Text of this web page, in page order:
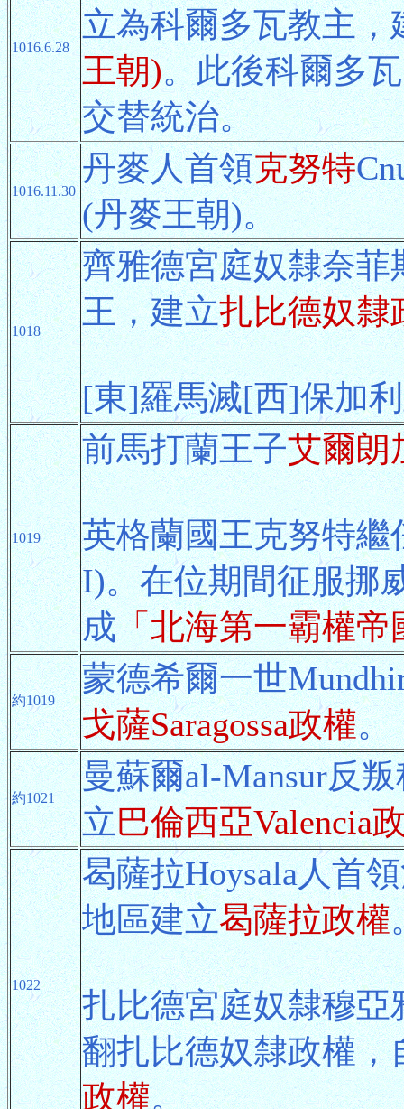
1016.6.28
立為科爾多瓦教主，
王朝)。此後科爾多
交替統治。
1016.11.30
丹麥人首領克努特
(丹麥王朝)。
1018
齊雅德宮庭奴隸奈菲
王，建立扎比德奴隸
[東]羅馬滅[西]保加
1019
前馬打蘭王子艾爾朗
英格蘭國王克努特繼
I)。在位期間征服挪
成「北海第一霸權帝
約1019
蒙德希爾一世
戈薩Saragossa政權。
約1021
曼蘇爾al-Mansur反
立巴倫西亞Valencia
1022
曷薩拉Hoysala人首
地區建立曷薩拉政權
扎比德宮庭奴隸穆亞
翻扎比德奴隸政權，
政權。